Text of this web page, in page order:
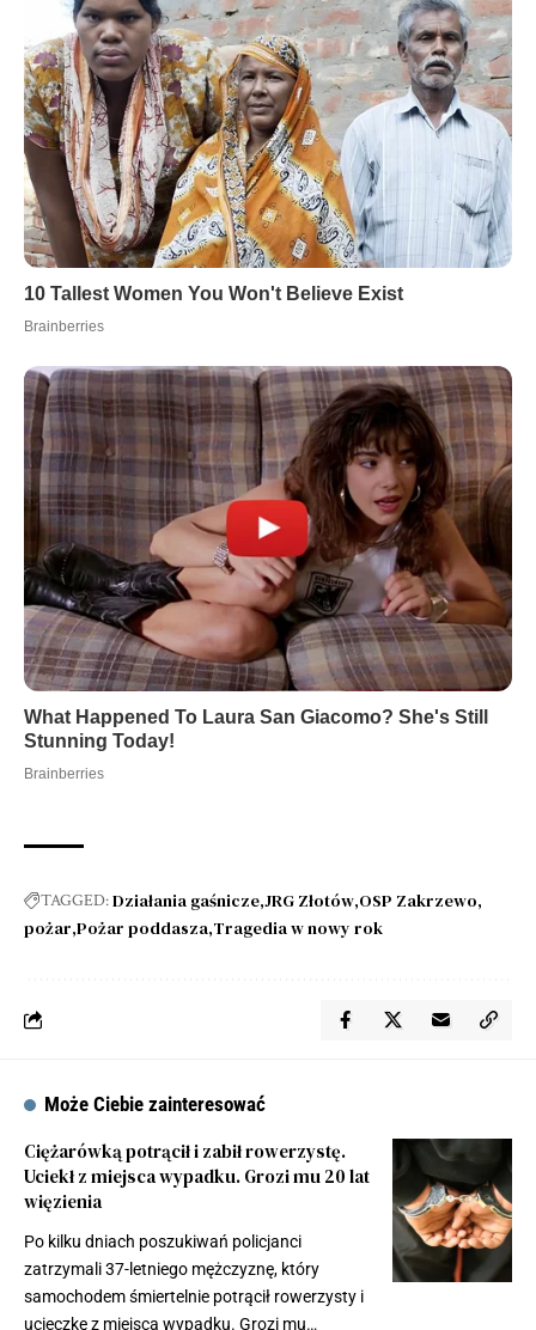
TAGGED:Działania gaśnicze JRG Złotów OSP Zakrzewo
pożar Pożar poddasza Tragedia w nowy rok
Może Ciebie zainteresować
Ciężarówką potrącił i zabił rowerzystę.
Uciekł z miejsca wypadku. Grozi mu 20 lat
więzienia
Po kilku dniach poszukiwań policjanci
zatrzymali 37-letniego mężczyznę, który
samochodem śmiertelnie potrącił rowerzysty i
ucieczkę z miejsca wypadku. Grozi mu…